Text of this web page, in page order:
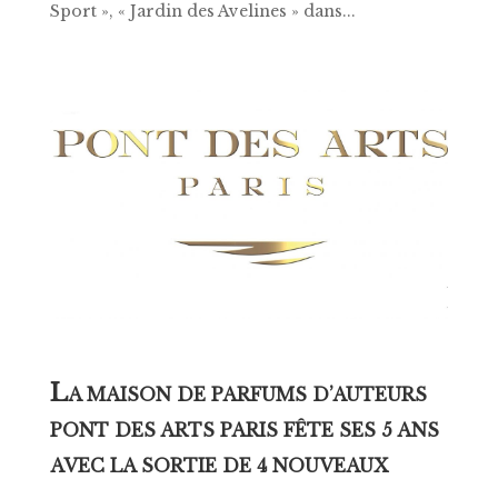
Sport », « Jardin des Avelines » dans...
LA MAISON DE PARFUMS D’AUTEURS
PONT DES ARTS PARIS FÊTE SES 5 ANS
AVEC LA SORTIE DE 4 NOUVEAUX